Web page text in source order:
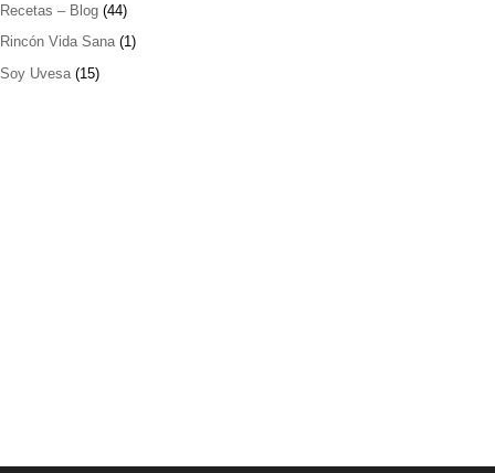
Recetas – Blog (44)
Rincón Vida Sana(1)
Soy Uvesa (15)